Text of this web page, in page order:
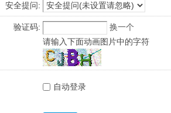
安全提问:
验证码:
换一个
请输入下面动画图片中的字符
自动登录